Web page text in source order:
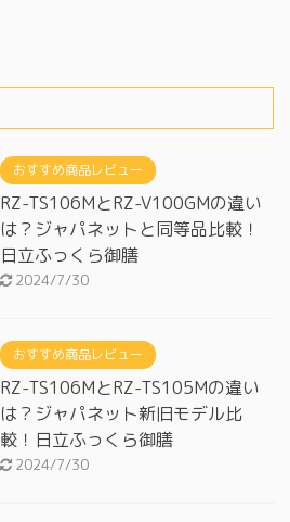
おすすめ商品レビュー
RZ-TS106MとRZ-V100GMの違い
は？ジャパネットと同等品比較！
日立ふっくら御膳
2024/7/30
おすすめ商品レビュー
RZ-TS106MとRZ-TS105Mの違い
は？ジャパネット新旧モデル比
較！日立ふっくら御膳
2024/7/30